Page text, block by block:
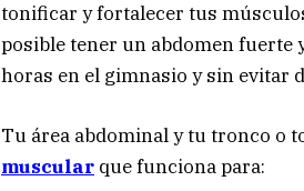
tonificar y fortalecer tus
posible tener un abdomen fuerte
horas en el gimnasio y sin evitar
Tu área abdominal y tu tronco o
muscular que funciona para: